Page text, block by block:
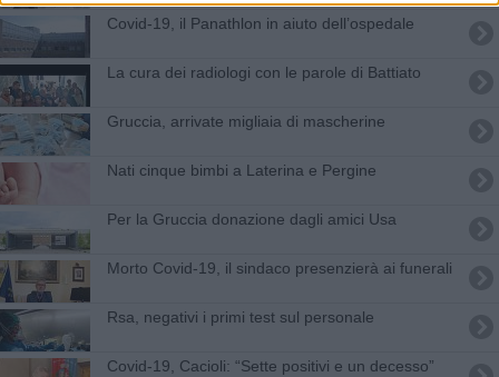
Covid-19, il Panathlon in aiuto dell’ospedale
La cura dei radiologi con le parole di Battiato
Gruccia, arrivate migliaia di mascherine
Nati cinque bimbi a Laterina e Pergine
Per la Gruccia donazione dagli amici Usa
Morto Covid-19, il sindaco presenzierà ai funerali
Rsa, negativi i primi test sul personale
Covid-19, Cacioli: “Sette positivi e un decesso”